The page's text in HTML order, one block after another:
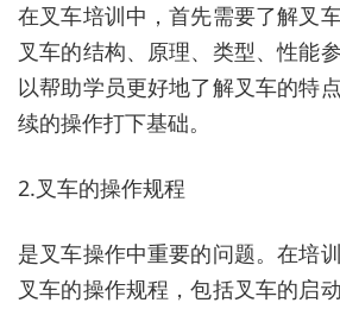
在叉车培训中，首先需要了解叉
叉车的结构、原理、类型、性能
以帮助学员更好地了解叉车的特
续的操作打下基础。
2.叉车的操作规程
是叉车操作中重要的问题。在培
叉车的操作规程，包括叉车的启